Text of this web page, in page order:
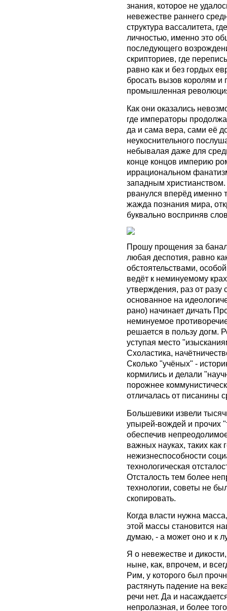
знания, которое не
невежестве раннего
структура вассалитета,
личностью, именно это
последующего
скрипториев, где
равно как и без гордых
бросать вызов королям
промышленная
Как они оказались
где императоры
да и сама вера, сами её
неукоснительного
небывалая даже для
конце концов империю
иррациональном
западным
рванулся вперёд именно
жажда познания мира,
буквально восприняв
Прошу прощения за
любая деспотия, равно
обстоятельствами,
ведёт к неминуемому
утверждения, раз от разу
основанное на
рано) начинает дичать
неминуемое
решается в пользу догм.
уступая место
Схоластика,
Сколько "учёных" -
кормились и делали
порожнее
отличалась от писанины
Большевики извели
упырей-вождей и прочих
обеспечив
важных науках, таких как
нежизнеспособности
технологическая
Отсталость тем более
технологии, советы не
скопировать.
Когда власти нужна
этой массы становится
думаю, - а может оно и к
Я о невежестве и
ныне, как, впрочем, и
Рим, у которого был
растянуть падение на
речи нет. Да и
непролазная, и более